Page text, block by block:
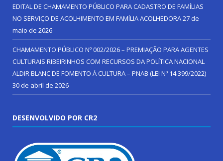
EDITAL DE CHAMAMENTO PÚBLICO PARA CADASTRO DE FAMÍLIAS
NO SERVIÇO DE ACOLHIMENTO EM FAMÍLIA ACOLHEDORA27 de
maio de 2026
CHAMAMENTO PÚBLICO Nº 002/2026 – PREMIAÇÃO PARA AGENTES
CULTURAIS RIBEIRINHOS COM RECURSOS DA POLÍTICA NACIONAL
ALDIR BLANC DE FOMENTO Á CULTURA – PNAB (LEI Nº 14.399/2022)
30 de abril de 2026
DESENVOLVIDO POR CR2